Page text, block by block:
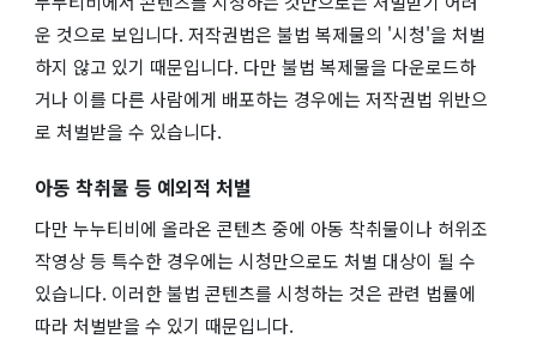
운 것으로 보입니다. 저작권법은 불법 복제물의 '시청'을 처벌
하지 않고 있기 때문입니다. 다만 불법 복제물을 다운로드하
거나 이를 다른 사람에게 배포하는 경우에는 저작권법 위반으
로 처벌받을 수 있습니다.
아동 착취물 등 예외적 처벌
다만 누누티비에 올라온 콘텐츠 중에 아동 착취물이나 허위조
작영상 등 특수한 경우에는 시청만으로도 처벌 대상이 될 수
있습니다. 이러한 불법 콘텐츠를 시청하는 것은 관련 법률에
따라 처벌받을 수 있기 때문입니다.